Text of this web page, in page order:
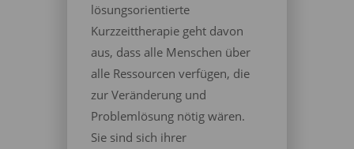
lösungsorientierte
Kurzzeittherapie geht davon
aus, dass alle Menschen über
alle Ressourcen verfügen, die
zur Veränderung und
Problemlösung nötig wären.
Sie sind sich ihrer